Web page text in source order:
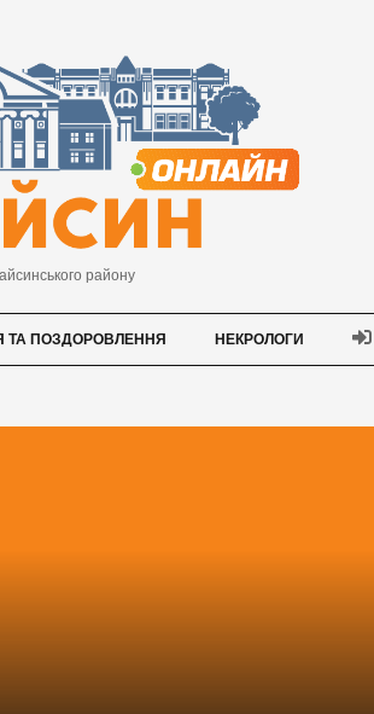
району
ТА ПОЗДОРОВЛЕННЯ НЕКРОЛОГИ